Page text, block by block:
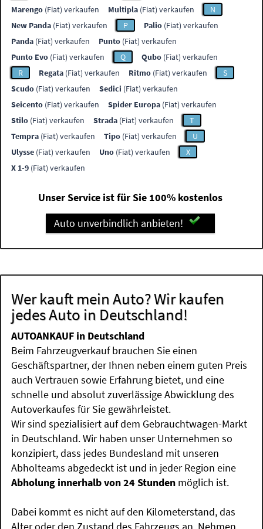
Marengo (Fiat) verkaufen Multipla (Fiat) verkaufen
N
New Panda (Fiat) verkaufen P Palio (Fiat) verkaufen
Panda (Fiat) verkaufen Punto (Fiat) verkaufen
Punto Evo (Fiat) verkaufen Q Qubo (Fiat) verkaufen
R
Regata (Fiat) verkaufen Ritmo (Fiat) verkaufen
S
Scudo (Fiat) verkaufen Sedici (Fiat) verkaufen
Seicento (Fiat) verkaufen Spider Europa (Fiat) verkaufen
Stilo (Fiat) verkaufen Strada (Fiat) verkaufen
T
Tempra (Fiat) verkaufen Tipo (Fiat) verkaufen
U
Ulysse (Fiat) verkaufen Uno (Fiat) verkaufen
X
X 1-9 (Fiat) verkaufen
Unser Service ist für Sie 100% kostenlos
Auto unverbindlich anbieten!
Wer kauft mein Auto? Wir kaufen
jedes Auto in Deutschland!
AUTOANKAUF in Deutschland
Beim Fahrzeugverkauf brauchen Sie einen
Geschäftspartner, der Ihnen neben einem guten Preis
auch Vertrauen sowie Erfahrung bietet, und eine
schnelle und absolut zuverlässige Abwicklung des
Autoverkaufes für Sie gewährleistet.
Wir sind spezialisiert auf dem Gebrauchtwagen-Markt
in Deutschland. Wir haben unser Unternehmen so
konzipiert, dass jedes Bundesland mit unseren
Abholteams abgedeckt ist und in jeder Region eine
Abholung innerhalb von 24 Stunden möglich ist.
Dabei kommt es nicht auf den Kilometerstand, das